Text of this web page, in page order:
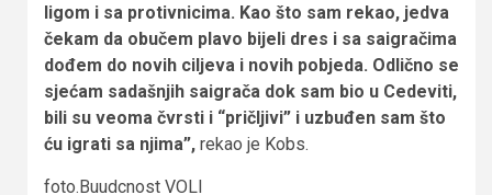
ligom i sa protivnicima. Kao što sam rekao, jedva
čekam da obučem plavo bijeli dres i sa saigračima
dođem do novih ciljeva i novih pobjeda. Odlično se
sjećam sadašnjih saigrača dok sam bio u Cedeviti,
bili su veoma čvrsti i “pričljivi” i uzbuđen sam što
ću igrati sa njima”, rekao je Kobs.
foto.Buudcnost VOLI